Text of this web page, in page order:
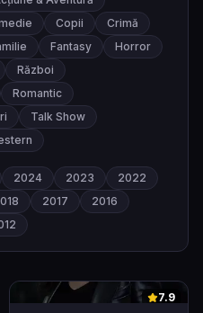
Copii
Crimă
Fantasy
Horror
Război
Romantic
Talk Show
2024 2023
2022
2017
2016
0 7.9